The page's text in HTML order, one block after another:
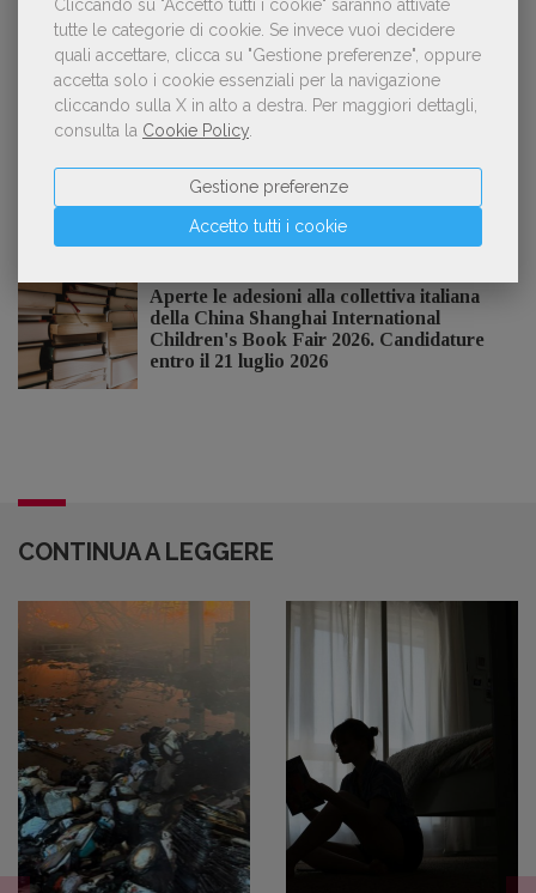
Cliccando su "Accetto tutti i cookie" saranno attivate
tutte le categorie di cookie. Se invece vuoi decidere
quali accettare, clicca su "Gestione preferenze", oppure
accetta solo i cookie essenziali per la navigazione
cliccando sulla X in alto a destra. Per maggiori dettagli,
consulta la Cookie Policy
Accetto tutti i cookie
Gestione preferenze
NOTIZIE DALL'AIE
Il Premio Inge Feltrinelli apre le
candidature per la quinta edizione,
dedicata al tema della pace
Aperte le adesioni alla collettiva italiana
della China Shanghai International
Children's Book Fair 2026. Candidature
entro il 21 luglio 2026
CONTINUA A LEGGERE